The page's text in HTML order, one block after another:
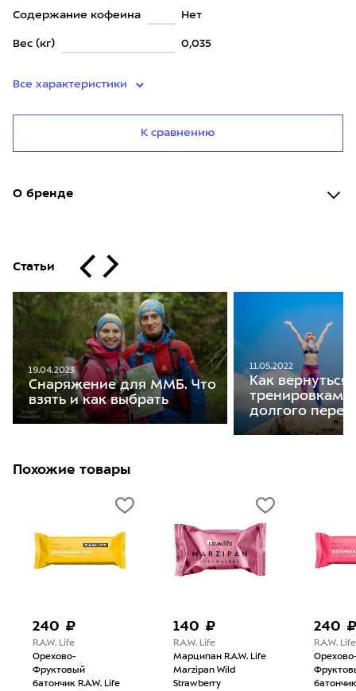
Содержание кофеина Нет
Вес (кг) 0,035
Все характеристики
К сравнению
О бренде
Статьи
19.04.2023
Снаряжение для ММБ. Что
взять и как выбрать
11.05.2022
Как вернуться
тренировкам
долгого
Похожие товары
240 ₽
R.A.W. Life
Орехово-
Фруктовый
батончик R.A.W. Life
140 ₽
R.A.W. Life
Марципан R.A.W. Life
Marzipan Wild
Strawberry
240
R.A.W. Life
батончик